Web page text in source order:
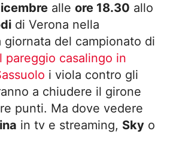
alle ore 18.30 allo
di Verona nella
giornata del campionato di
pareggio casalingo in
i viola contro gli
a chiudere il girone
punti. Ma dove vedere
in tv e streaming, Sky o